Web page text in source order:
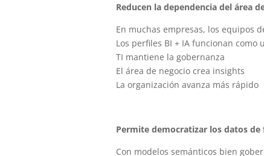
Reducen la dependencia del área
En muchas empresas, los equipos
Los perfiles BI + IA funcionan como
TI mantiene la gobernanza
El área de negocio crea insights
La organización avanza más rápido
Permite democratizar los datos de
Con modelos semánticos bien